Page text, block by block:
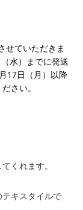
せていただきま
水）までに発送
17日（月）以降
さい。
くれます。
キスタイルで